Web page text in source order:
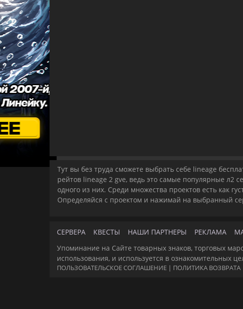
Тут вы без труда сможете выбрать себе lineage
рейтов lineage 2 gve, ведь это самые популярные л2
одного из них. Среди множества проектов есть как
Определяйся с проектом и нажимай на выбранный
СЕРВЕРА КВЕСТЫ НАШИ ПАРТНЕРЫ РЕКЛАМА
Упоминание на Сайте товарных знаков, торговых
использования, и используется в ознакомительных
ПОЛЬЗОВАТЕЛЬСКОЕ СОГЛАШЕНИЕ | ПОЛИТИКА ВОЗВРАТА